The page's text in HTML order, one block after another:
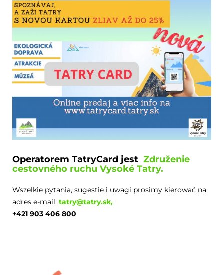
Operatorem TatryCard jest Združenie
cestovného ruchu Vysoké Tatry.
Wszelkie pytania, sugestie i uwagi prosimy kierować na
adres e-mail: tatry@tatry.sk,
+421 903 406 800